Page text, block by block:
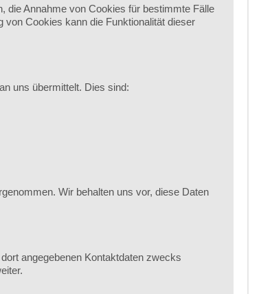
die Annahme von Cookies für bestimmte Fälle
Cookies kann die Funktionalität dieser
uns übermittelt. Dies sind:
Wir behalten uns vor, diese Daten
angegebenen Kontaktdaten zwecks